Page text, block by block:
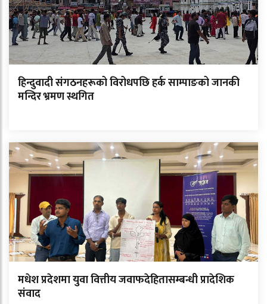
हिन्दुवादी संगठनहरूको विरोधपछि हर्क साम्पाङको जानकी
मन्दिर भ्रमण स्थगित
मधेश प्रदेशमा युवा वित्तीय जवाफदेहितासम्बन्धी प्रादेशिक
संवाद